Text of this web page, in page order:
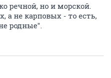
речной, но и морской.
а не карповых - то есть,
родные".